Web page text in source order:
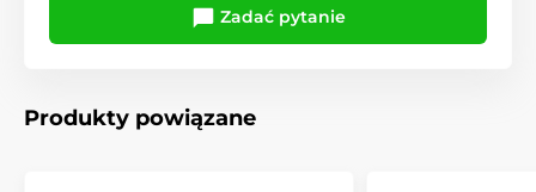
Zadać pytanie
Produkty powiązane